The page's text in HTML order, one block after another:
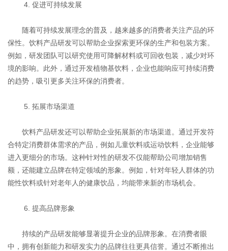
4. 促进可持续发展
随着可持续发展理念的普及，越来越多的消费者关注产品的环
保性。饮料产品研发可以帮助企业探索更环保的生产和包装方案。
例如，研发团队可以研究使用可降解材料或可回收包装，减少对环
境的影响。此外，通过开发植物基饮料，企业也能响应可持续消费
的趋势，吸引更多关注环保的消费者。
5. 拓展市场渠道
饮料产品研发还可以帮助企业拓展新的市场渠道。通过开发符
合特定消费群体需求的产品，例如儿童饮料或运动饮料，企业能够
进入更细分的市场。这种针对性的研发不仅能帮助公司增加销售
额，还能建立品牌在特定领域的形象。例如，针对年轻人群体的功
能性饮料或针对老年人的健康饮品，均能带来新的市场机会。
6. 提高品牌形象
持续的产品研发能够显著提升企业的品牌形象。在消费者眼
中，拥有创新能力和研发实力的品牌往往更具信誉。通过不断推出